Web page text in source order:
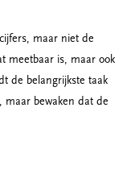
maar niet de
meetbaar is, maar ook
de belangrijkste taak
maar bewaken dat de